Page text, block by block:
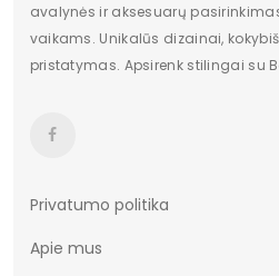
avalynės ir aksesuarų
vaikams. Unikalūs dizainai,
pristatymas. Apsirenk stilingai su
Privatumo politika
Apie mus